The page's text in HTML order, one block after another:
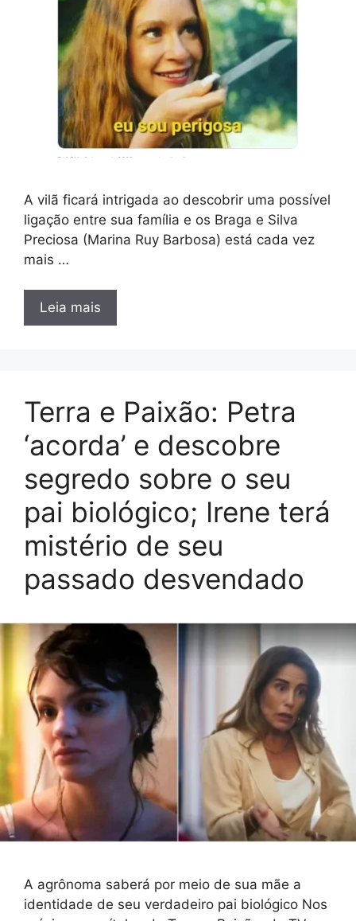
A vilã ficará intrigada ao descobrir uma possível
ligação entre sua família e os Braga e Silva
Preciosa (Marina Ruy Barbosa) está cada vez
mais …
Leia mais
Terra e Paixão: Petra
‘acorda’ e descobre
segredo sobre o seu
pai biológico; Irene terá
mistério de seu
passado desvendado
A agrônoma saberá por meio de sua mãe a
identidade de seu verdadeiro pai biológico Nos